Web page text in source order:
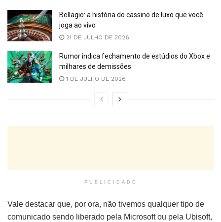
Bellagio: a história do cassino de luxo que você
joga ao vivo
21 DE JULHO DE 2026
Rumor indica fechamento de estúdios do Xbox e
milhares de demissões
1 DE JULHO DE 2026
PUBLICIDADE
Vale destacar que, por ora, não tivemos qualquer tipo de
comunicado sendo liberado pela Microsoft ou pela Ubisoft,